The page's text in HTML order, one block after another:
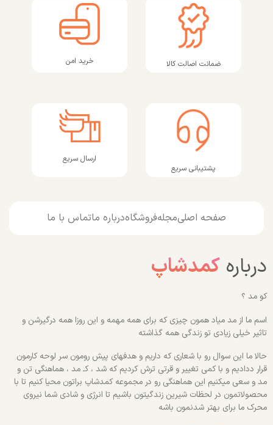
ضمانت اصالت کالا خرید امن
پشتیبانی سریع
ارسال سریع
صفحه اصلیمجلهفروشگاهدرباره ماتماس با ما
درباره کمدشاپ
کو مد ؟
اسم ما از مد میاد همون چیزی که برای همه مهمه و این روزا همه درگیرشن و
تاثیر خیلی زیادی تو زندگی همه گذاشته
حالا ما این سوال رو با شعاری که داریم و هدفهای پیش رومون سر لوحه کارمون
قرار ددادیم و با کمی تغییر و قرتی ترش کردیم که شد ، کـ مد ، هماهنگی تن و
مد و سعی میکنیم این هماهنگی رو در مجموعه کمدشاپ براتون محیا کنیم تا با
محصولاتمون در لحظات شیرین زندگیتون باشیم تا انرژی و شادی شما نیروی
محرک ما برای بهتر شدنمون باشه